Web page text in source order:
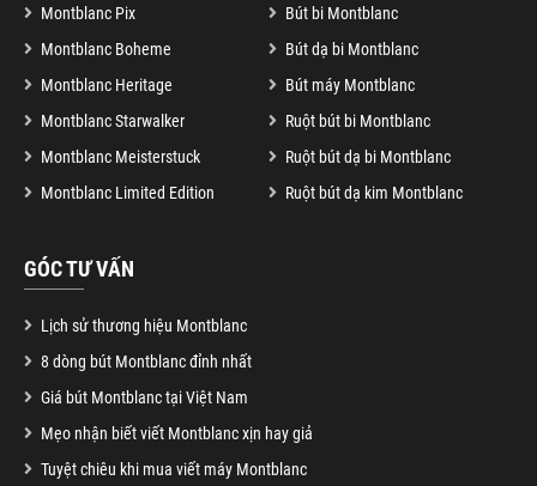
Montblanc Pix
Bút bi Montblanc
Montblanc Boheme
Bút dạ bi Montblanc
Montblanc Heritage
Bút máy Montblanc
Montblanc Starwalker
Ruột bút bi Montblanc
Montblanc Meisterstuck
Ruột bút dạ bi Montblanc
Montblanc Limited Edition
Ruột bút dạ kim Montblanc
GÓC TƯ VẤN
Lịch sử thương hiệu Montblanc
8 dòng bút Montblanc đỉnh nhất
Giá bút Montblanc tại Việt Nam
Mẹo nhận biết viết Montblanc xịn hay giả
Tuyệt chiêu khi mua viết máy Montblanc